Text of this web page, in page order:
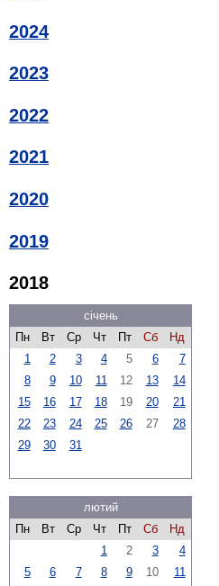
2024
2023
2022
2021
2020
2019
2018
січень
Пн
Вт Ср Чт Пт Сб
Нд
1
2 3 4 5 6
7
8
9 10 11 12 13
14
15
16 17 18 19 20
21
22
23 24 25 26 27
28
29
30 31
лютий
Пн
Вт Ср Чт Пт Сб
Нд
1
2 3
4
5
6 7 8 9 10
11